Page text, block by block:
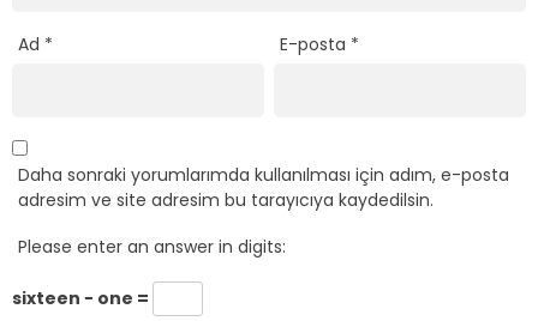
Ad * E-posta *
Daha sonraki yorumlarımda kullanılması için adım, e-posta
adresim ve site adresim bu tarayıcıya kaydedilsin.
Please enter an answer in digits:
sixteen − one =